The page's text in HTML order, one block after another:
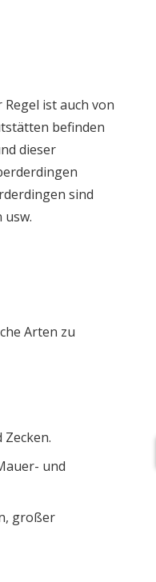
ist auch von
befinden
dieser
sind
Arten zu
und
großer